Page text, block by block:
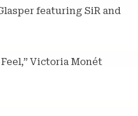
featuring SiR and
Victoria Monét